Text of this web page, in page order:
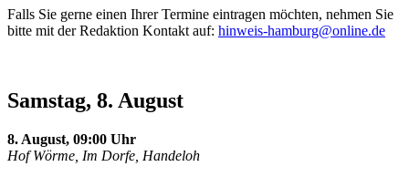
Falls Sie gerne einen Ihrer Termine eintragen möchten, nehmen Sie
bitte mit der Redaktion Kontakt auf: hinweis-hamburg@online.de
Samstag, 8. August
8. August, 09:00 Uhr
Hof Wörme, Im Dorfe, Handeloh